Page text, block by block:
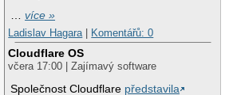
…více »
Ladislav Hagara
Komentářů: 0
Cloudflare OS
včera 17:00 | Zajímavý software
Společnost Cloudflare představila